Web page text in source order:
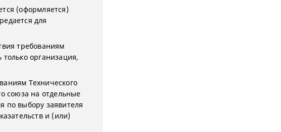
(оформляется)
для
требованиям
организация,
Технического
союза на отдельные
по выбору заявителя
и (или)